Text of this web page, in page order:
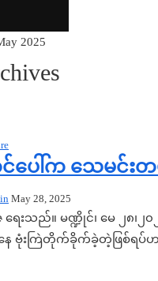
2025
င်ပေါ်က သေမ
May 28, 2025
ရေးသည်။ မဏ္ဍိုင်၊ မေ ၂၈
ေ ဗုံးကြဲတိုက်ခိုက်ခဲ့တဲ့ဖြစ်ရ